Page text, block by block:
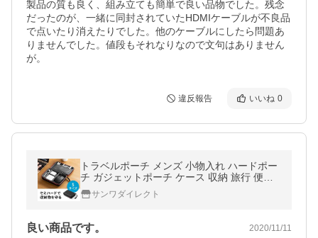
製品の質も良く、組み立ても簡単で良い品物でした。残念
だったのが、一緒に同封されていたHDMIケーブルが不良品
で点いたり消えたりでした。他のケーブルにしたら問題あ
りませんでした。値段もそれなりなので文句はありません
が。
違反報告 いいね 0
トラベルポーチ メンズ 小物入れ ハードポー
チ ガジェットポーチ ケース 収納 旅行 便利
グッズ 充電器 ポーチ 200-BAGIN014BK
サンワダイレクト
良い商品です。 2020/11/11